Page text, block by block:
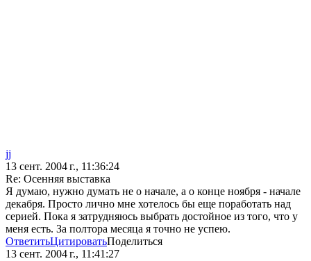
jj
13 сент. 2004 г., 11:36:24
Re: Осенняя выставка
Я думаю, нужно думать не о начале, а о конце ноября - начале
декабря. Просто лично мне хотелось бы еще поработать над
серией. Пока я затрудняюсь выбрать достойное из того, что у
меня есть. За полтора месяца я точно не успею.
ОтветитьЦитироватьПоделиться
13 сент. 2004 г., 11:41:27